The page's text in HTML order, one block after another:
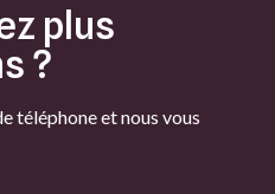
plus
?
téléphone et nous vous